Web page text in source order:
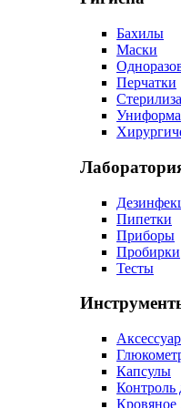
Бахилы
Маски
Перчатки
Униформа
Пипетки
Приборы
Пробирки
Тесты
Капсулы
Контроль
Кровяное